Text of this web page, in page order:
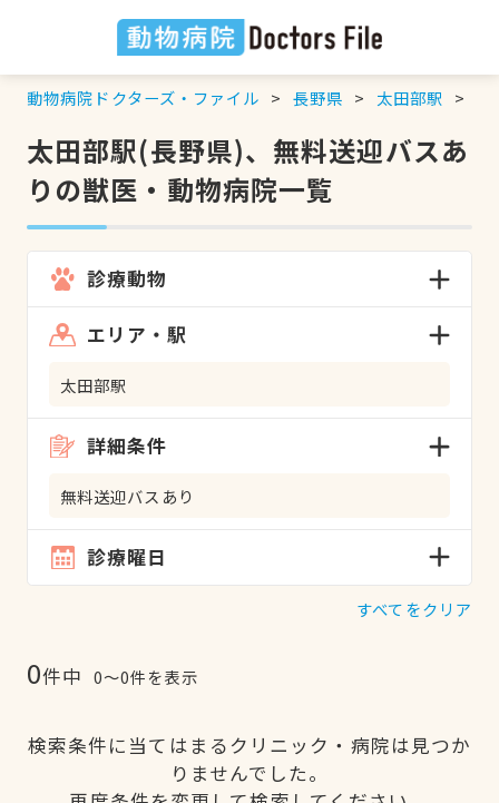
動物病院ドクターズ・ファイル 長野県 太田部駅
太田部駅(長野県)、無料送迎バスあ
りの獣医・動物病院一覧
診療動物
エリア・駅
太田部駅
詳細条件
無料送迎バスあり
診療曜日
すべてをクリア
0件中 0〜0件を表示
検索条件に当てはまるクリニック・病院は見つか
りませんでした。